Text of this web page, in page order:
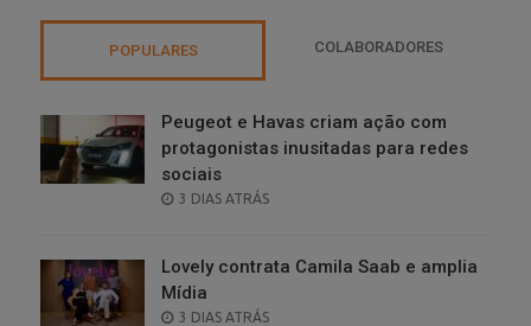
POPULARES COLABORADORES
Peugeot e Havas criam ação com
protagonistas inusitadas para redes
sociais
POSTED
3 DIAS ATRÁS
Lovely contrata Camila Saab e amplia
Mídia
POSTED
3 DIAS ATRÁS